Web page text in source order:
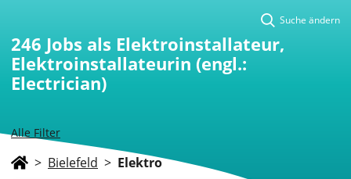
Alle Filter
Suche ändern
246 Jobs als Elektroinstallateur,
Elektroinstallateurin (engl.:
Electrician)
> Bielefeld > Elektro